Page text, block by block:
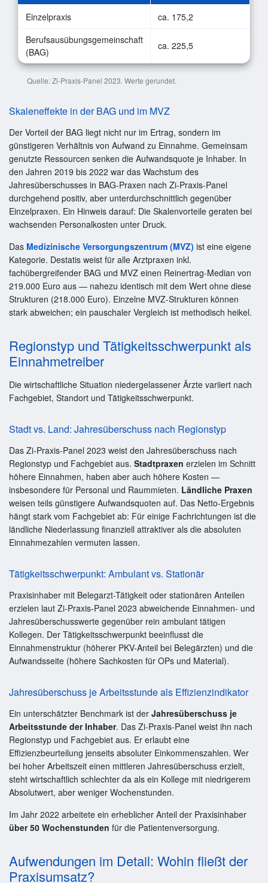
Einzelpraxis
ca. 175,2
Berufsausübungsgemeinschaft
(BAG)
ca. 225,5
Quelle: Zi-Praxis-Panel 2023. Werte gerundet.
Skaleneffekte in der BAG und im MVZ
Der Vorteil der BAG liegt nicht nur im Ertrag, sondern im
günstigeren Verhältnis von Aufwand zu Einnahme. Gemeinsam
genutzte Ressourcen senken die Aufwandsquote je Inhaber. In
den Jahren 2019 bis 2022 war das Wachstum des
Jahresüberschusses in BAG-Praxen nach Zi-Praxis-Panel
durchgehend positiv, aber unterdurchschnittlich gegenüber
Einzelpraxen. Ein Hinweis darauf: Die Skalenvorteile geraten bei
wachsenden Personalkosten unter Druck.
Das Medizinische Versorgungszentrum (MVZ) ist eine eigene
Kategorie. Destatis weist für alle Arztpraxen inkl.
fachübergreifender BAG und MVZ einen Reinertrag-Median von
219.000 Euro aus — nahezu identisch mit dem Wert ohne diese
Strukturen (218.000 Euro). Einzelne MVZ-Strukturen können
stark abweichen; ein pauschaler Vergleich ist methodisch heikel.
Regionstyp und Tätigkeitsschwerpunkt als
Einnahmetreiber
Die wirtschaftliche Situation niedergelassener Ärzte variiert nach
Fachgebiet, Standort und Tätigkeitsschwerpunkt.
Stadt vs. Land: Jahresüberschuss nach Regionstyp
Das Zi-Praxis-Panel 2023 weist den Jahresüberschuss nach
Regionstyp und Fachgebiet aus. Stadtpraxen erzielen im Schnitt
höhere Einnahmen, haben aber auch höhere Kosten —
insbesondere für Personal und Raummieten. Ländliche Praxen
weisen teils günstigere Aufwandsquoten auf. Das Netto-Ergebnis
hängt stark vom Fachgebiet ab: Für einige Fachrichtungen ist die
ländliche Niederlassung finanziell attraktiver als die absoluten
Einnahmezahlen vermuten lassen.
Tätigkeitsschwerpunkt: Ambulant vs. Stationär
Praxisinhaber mit Belegarzt-Tätigkeit oder stationären Anteilen
erzielen laut Zi-Praxis-Panel 2023 abweichende Einnahmen- und
Jahresüberschusswerte gegenüber rein ambulant tätigen
Kollegen. Der Tätigkeitsschwerpunkt beeinflusst die
Einnahmenstruktur (höherer PKV-Anteil bei Belegärzten) und die
Aufwandsseite (höhere Sachkosten für OPs und Material).
Jahresüberschuss je Arbeitsstunde als Effizienzindikator
Ein unterschätzter Benchmark ist der Jahresüberschuss je
Arbeitsstunde der Inhaber. Das Zi-Praxis-Panel weist ihn nach
Regionstyp und Fachgebiet aus. Er erlaubt eine
Effizienzbeurteilung jenseits absoluter Einkommenszahlen. Wer
bei hoher Arbeitszeit einen mittleren Jahresüberschuss erzielt,
steht wirtschaftlich schlechter da als ein Kollege mit niedrigerem
Absolutwert, aber weniger Wochenstunden.
Im Jahr 2022 arbeitete ein erheblicher Anteil der Praxisinhaber
über 50 Wochenstunden für die Patientenversorgung.
Aufwendungen im Detail: Wohin fließt der
Praxisumsatz?